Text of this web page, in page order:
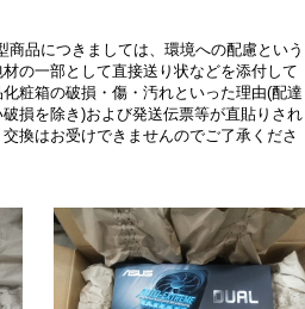
品につきましては、環境への配慮という
の一部として直接送り状などを添付して
粧箱の破損・傷・汚れといった理由(配達
損を除き)および発送伝票等が直貼りされ
換はお受けできませんのでご了承くださ